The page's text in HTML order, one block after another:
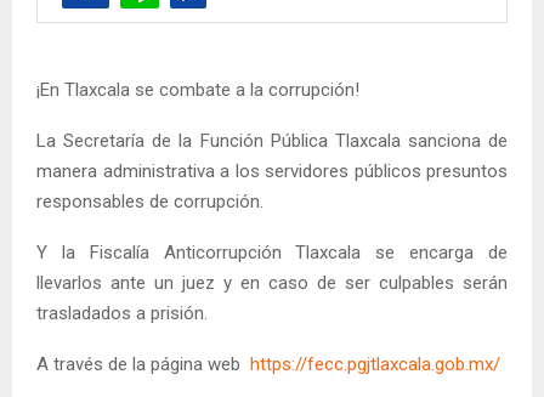
¡En Tlaxcala se combate a la corrupción!
La Secretaría de la Función Pública Tlaxcala sanciona de
manera administrativa a los servidores públicos presuntos
responsables de corrupción.
Y la Fiscalía Anticorrupción Tlaxcala se encarga de
llevarlos ante un juez y en caso de ser culpables serán
trasladados a prisión.
A través de la página web https://fecc.pgjtlaxcala.gob.mx/